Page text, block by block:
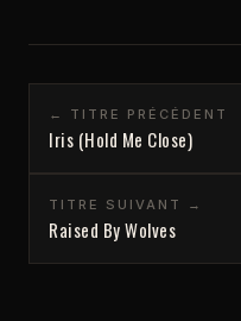
← TITRE PRÉCÉDENT
Iris (Hold Me Close)
TITRE SUIVANT →
Raised By Wolves